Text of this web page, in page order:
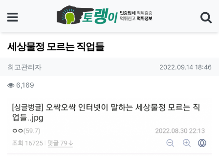
메뉴
세상물정 모르는 직업들
작성자 정보
최고관리자작성 작성일
2022.09.14 18:46
컨텐츠 정보
6,169
본문